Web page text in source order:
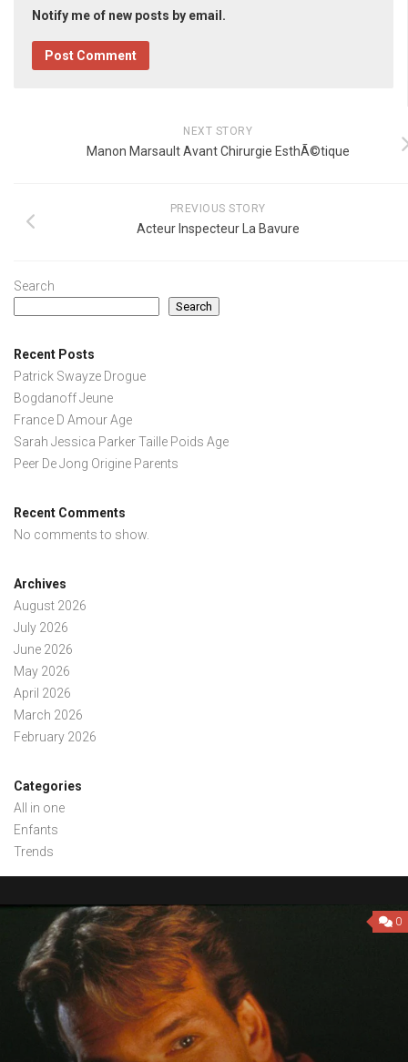
Notify me of new posts by email.
NEXT STORY
Manon Marsault Avant Chirurgie EsthÃ©tique
PREVIOUS STORY
Acteur Inspecteur La Bavure
Search
Search
Recent Posts
Patrick Swayze Drogue
Bogdanoff Jeune
France D Amour Age
Sarah Jessica Parker Taille Poids Age
Peer De Jong Origine Parents
Recent Comments
No comments to show.
Archives
August 2026
July 2026
June 2026
May 2026
April 2026
March 2026
February 2026
Categories
All in one
Enfants
Trends
0